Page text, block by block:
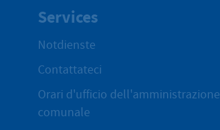
Services
Notdienste
Contattateci
Orari d'ufficio dell'amministrazione
comunale